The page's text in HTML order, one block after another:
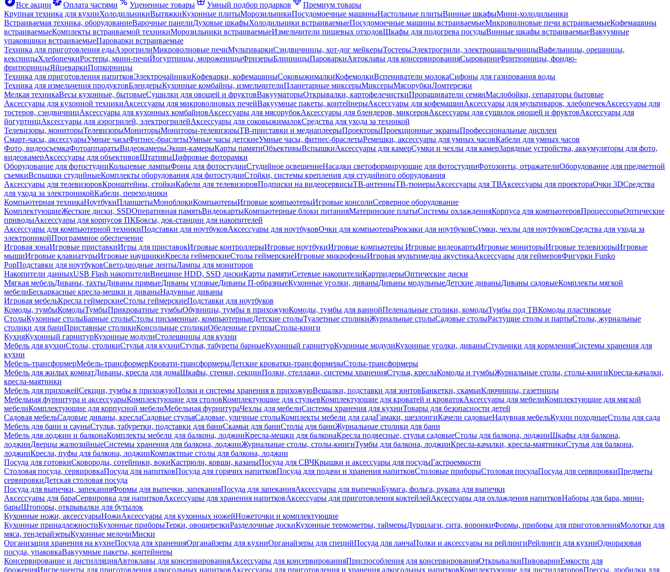
Все акции
Оплата частями Уцененные товары Умный подбор подарков
Премиум товары
Крупная техника для кухниХолодильникиВытяжкиКухонные плитыМорозильникиПосудомоечные машиныНастольные плитыВинные шкафыМини-холодильники
Встраиваемая техника, оборудованиеВарочные панелиДуховые шкафыХолодильники встраиваемыеПосудомоечные машины встраиваемыеМикроволновые печи встраиваемыеКофемашины
встраиваемыеКомплекты встраиваемой техникиМорозильники встраиваемыеИзмельчители пищевых отходовШкафы для подогрева посудыВинные шкафы встраиваемыеВакуумные
упаковщики встраиваемыеПароварки встраиваемые
Техника для приготовления едыАэрогрилиМикроволновые печиМультиваркиСэндвичницы, хот-дог мейкерыТостерыЭлектрогрили, электрошашлычницыВафельницы, орешницы,
кексницыХлебопечкиРостеры, мини-печиЙогуртницы, мороженицыФризерыБлинницыПароваркиАвтоклавы для консервированияСыроварниФритюрницы, фондю-
фритюрницыЯйцеваркиПопкорницы
Техника для приготовления напитковЭлектрочайникиКофеварки, кофемашиныСоковыжималкиКофемолкиВспениватели молокаСифоны для газирования воды
Техника для измельчения продуктовБлендерыКухонные комбайны, измельчителиПланетарные миксерыМиксерыМясорубкиЛомтерезки
Мелкая техникаВесы кухонные, бытовыеСушилки для овощей и фруктовВакууматорыОткрывалки, картофелечисткиПроращиватели семянМаслобойки, сепараторы бытовые
Аксессуары для кухонной техникиАксессуары для микроволновых печейВакуумные пакеты, контейнерыАксессуары для кофемашинАксессуары для мультиварок, хлебопечекАксессуары для
тостеров, сэндвичницАксессуары для кухонных комбайновАксессуары для мясорубокАксессуары для блендеров, миксеровАксессуары для сушилок овощей и фруктовАксессуары для
йогуртницАксессуары для аэрогрилей, электрогрилейАксессуары для соковыжималокСредства для ухода за техникой
Телевизоры, мониторыТелевизорыМониторыМониторы-телевизорыТВ-приставки и медиаплеерыПроекторыПроекционные экраныПрофессиональные дисплеи
Смарт-часы, аксессуарыУмные часыФитнес-браслетыУмные часы детскиеУмные часы, фитнес-браслетыРемешки, аксессуары для умных часовКабели для умных часов
Фото, видеосъемкаФотоаппаратыВидеокамерыЭкшн-камерыКарты памятиОбъективыВспышкиАксессуары для камерСумки и чехлы для камерЗарядные устройства, аккумуляторы для фото,
видеокамерАксессуары для объективовШтативыЦифровые фоторамки
Оборудование для фотостудииКольцевые лампыФоны для фотостудииСтудийное освещениеНасадки светоформирующие для фотостудииФотозонты, отражателиОборудование для предметной
съемкиВспышки студийныеКомплекты оборудования для фотостудииСтойки, системы крепления для студийного оборудования
Аксессуары для телевизоровКронштейны, стойкиКабели для телевизоровПодписки на видеосервисыТВ-антенныТВ-тюнерыАксессуары для ТВАксессуары для проектораОчки 3DСредства
для ухода за электроникойКабели, переходники
Компьютерная техникаНоутбукиПланшетыМоноблокиКомпьютерыИгровые компьютерыИгровые консолиСерверное оборудование
КомплектующиеЖесткие диски, SSDОперативная памятьВидеокартыКомпьютерные блоки питанияМатеринские платыСистемы охлажденияКорпуса для компьютеровПроцессорыОптические
приводыАксессуары для корпусов ПКБоксы, док-станции для накопителей
Аксессуары для компьютерной техникиПодставки для ноутбуковАксессуары для ноутбуковОчки для компьютераРюкзаки для ноутбуковСумки, чехлы для ноутбуковСредства для ухода за
электроникойПрограммное обеспечение
Игровая зонаИгровые приставкиИгры для приставокИгровые контроллерыИгровые ноутбукиИгровые компьютеры Игровые видеокартыИгровые мониторыИгровые телевизорыИгровые
мышиИгровые клавиатурыИгровые наушникиКресла геймерскиеСтолы геймерскиеИгровые микрофоныИгровая мультимедиа акустикаАксессуары для геймеровФигурки Funko
PopПодставки для ноутбуковСветодиодные лентыЛампы для мониторов
Накопители данныхUSB Flash накопителиВнешние HDD, SSD дискиКарты памятиСетевые накопителиКартридерыОптические диски
Мягкая мебельДиваны, тахтыДиваны прямыеДиваны угловыеДиваны П-образныеКухонные уголки, диваныДиваны модульныеДетские диваныДиваны садовыеКомплекты мягкой
мебелиБескаркасные кресла-мешки и диваныНадувные диваны
Игровая мебельКресла геймерскиеСтолы геймерскиеПодставки для ноутбуков
Комоды, тумбыКомодыТумбыПрикроватные тумбыОбувницы, тумбы в прихожуюКомоды, тумбы для ваннойПеленальные столики, комодыТумбы под ТВКомоды пластиковые
СтолыКухонные столыБарные столыСтолы письменные, компьютерныеДетские столыТуалетные столикиЖурнальные столыСадовые столыРастущие столы и партыСтолы, журнальные
столики для баниПриставные столикиКонсольные столикиОбеденные группыСтолы-книги
КухняКухонный гарнитурКухонные модулиСтолешницы для кухни
Мебель для кухниСтолы, столикиСтулья для кухниСтулья, табуреты барныеКухонный гарнитурКухонные модулиКухонные уголки, диваныСтульчики для кормленияСистемы хранения для
кухни
Мебель-трансформерМебель-трансформерКровати-трансформерыДетские кроватки-трансформерыСтолы-трансформеры
Мебель для жилых комнатДиваны, кресла для домаШкафы, стенки, секцииПолки, стеллажи, системы храненияСтулья, креслаКомоды и тумбыЖурнальные столы, столы-книгиКресла-качалки,
кресла-маятники
Мебель для прихожейСекции, тумбы в прихожуюПолки и системы хранения в прихожуюВешалки, подставки для зонтовБанкетки, скамьиКлючницы, газетницы
Мебельная фурнитура и аксессуарыКомплектующие для столовКомплектующие для стульевКомплектующие для кроватей и кроватокАксессуары для мебелиКомплектующие для мягкой
мебелиКомплектующие для корпусной мебелиМебельная фурнитураЧехлы для мебелиСистемы хранения для кухниТовары для безопасности детей
Садовая мебельСадовые диваны, креслаСадовые стульяСадовые, уличные столыКомплекты мебели для садаГамаки, шезлонгиКачели садовыеНадувная мебельКухни походныеСтолы для сада
Мебель для бани и сауныСтулья, табуретки, подставки для баниСкамьи для баниСтолы для баниЖурнальные столики для бани
Мебель для лоджии и балконаКомплекты мебели для балкона, лоджииКресла-мешки для балконаКресла подвесные, стулья садовыеСтолы для балкона, лоджииШкафы для балкона,
лоджииДверцы жалюзийныеСистемы хранения для балкона, лоджииЖурнальные столы, столы-книгиТумбы для балкона, лоджииКресла-качалки, кресла-маятникиСтулья для балкона,
лоджииКресла, пуфы для балкона, лоджииКомпактные столы для балкона, лоджии
Посуда для готовкиСковороды, сотейники, вокиКастрюли, ковши, казаныПосуда для СВЧКрышки и аксессуары для посудыГастроемкости
Столовая посуда, сервировкаПосуда для напитковПосуда для горячих напитковПосуда для подачи и хранения напитковСтоловые приборыСтоловая посудаПосуда для сервировкиПредметы
сервировкиДетская столовая посуда
Посуда для выпечки, запеканияФормы для выпечки, запеканияПосуда для запеканияАксессуары для выпечкиБумага, фольга, рукава для выпечки
Аксессуары для бараСервировка для напитковАксессуары для хранения напитковАксессуары для приготовления коктейлейАксессуары для охлаждения напитковНаборы для бара, мини-
барыШтопоры, открывалки для бутылок
Кухонные ножи, аксессуарыНожиАксессуары для кухонных ножейНожеточки и комплектующие
Кухонные принадлежностиКухонные приборыТерки, овощерезкиРазделочные доскиКухонные термометры, таймерыДуршлаги, сита, воронкиФормы, приборы для приготовленияМолотки для
мяса, тендерайзерыКухонные мелочиМиски
Организация хранения на кухнеПосуда для храненияОрганайзеры для кухниОрганайзеры для специйПосуда для ланчаПолки и аксессуары на рейлингиРейлинги для кухниОдноразовая
посуда, упаковкаВакуумные пакеты, контейнеры
Консервирование и дистилляцияАвтоклавы для консервированияАксессуары для консервированияПриспособления для консервированияОткрывалкиПивоварниЕмкости для
броженияИнгредиенты для приготовления алкогольных напитковАксессуары для приготовления и хранения алкогольных напитковКомплектующие для дистилляторовПрессы, дробилки для